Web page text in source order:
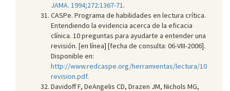
JAMA. 1994;272:1367-71 .
CASPe. Programa de habilidades en lectura crítica.
Entendiendo la evidencia acerca de la eficacia
clínica. 10 preguntas para ayudarte a entender una
revisión. [en línea] [fecha de consulta: 06-VIII-2006].
Disponible en:
http://www.redcaspe.org/herramientas/lectura/10
revision.pdf.
Davidoff F, DeAngelis CD, Drazen JM, Nichols MG,